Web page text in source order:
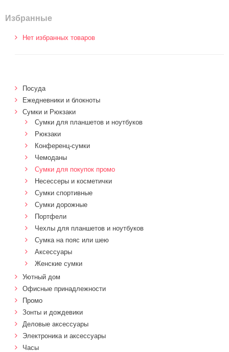
Избранные
Нет избранных товаров
Посуда
Ежедневники и блокноты
Сумки и Рюкзаки
Сумки для планшетов и ноутбуков
Рюкзаки
Конференц-сумки
Чемоданы
Сумки для покупок промо
Несессеры и косметички
Сумки спортивные
Сумки дорожные
Портфели
Чехлы для планшетов и ноутбуков
Сумка на пояс или шею
Аксессуары
Женские сумки
Уютный дом
Офисные принадлежности
Промо
Зонты и дождевики
Деловые аксессуары
Электроника и аксессуары
Часы